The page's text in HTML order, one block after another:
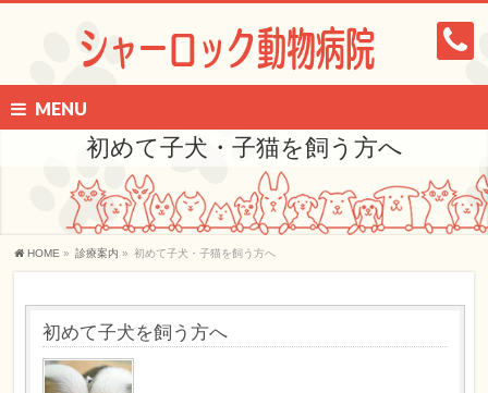
MENU
初めて子犬・子猫を飼う方へ
HOME » 診療案内 » 初めて子犬・子猫を飼う方へ
初めて子犬を飼う方へ